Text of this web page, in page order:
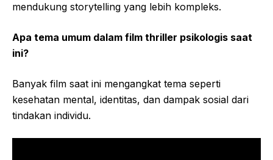
mendukung storytelling yang lebih kompleks.
Apa tema umum dalam film thriller psikologis saat
ini?
Banyak film saat ini mengangkat tema seperti
kesehatan mental, identitas, dan dampak sosial dari
tindakan individu.